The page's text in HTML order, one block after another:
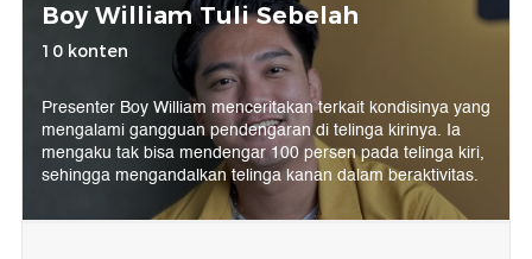
Boy William Tuli Sebelah
10 konten
Presenter Boy William menceritakan terkait kondisinya yang
mengalami gangguan pendengaran di telinga kirinya. Ia
mengaku tak bisa mendengar 100 persen pada telinga kiri,
sehingga mengandalkan telinga kanan dalam beraktivitas.